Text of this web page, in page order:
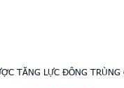
TĂNG LỰC ĐÔNG